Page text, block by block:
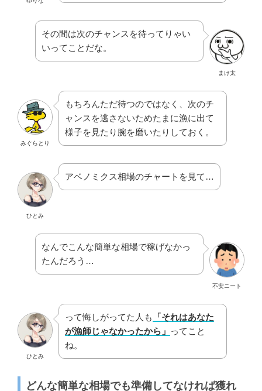
まけ太
その間は次のチャンスを待ってりゃい
いってことだな。
みぐらとり
もちろんただ待つのではなく、次のチ
ャンスを逃さないためたまに漁に出て
様子を見たり腕を磨いたりしておく。
ひとみ
アベノミクス相場のチャートを見て…
不安ニート
なんでこんな簡単な相場で稼げなかっ
たんだろう…
ひとみ
って悔しがってた人も
「それはあなた
が漁師じゃなかったから」 ってこと
ね。
どんな簡単な相場でも準備してなければ獲れ